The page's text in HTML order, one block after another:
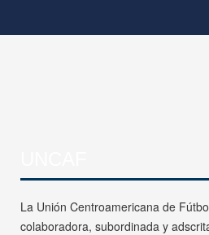
La Unión Centroamericana de
colaboradora, subordinada y